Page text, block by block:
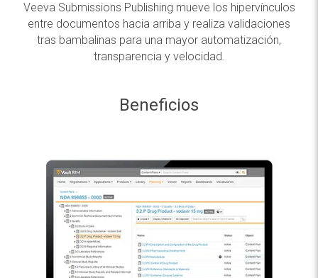
Veeva Submissions Publishing mueve los hipervínculos
entre documentos hacia arriba y realiza validaciones
tras bambalinas para una mayor automatización,
transparencia y velocidad.
Beneficios